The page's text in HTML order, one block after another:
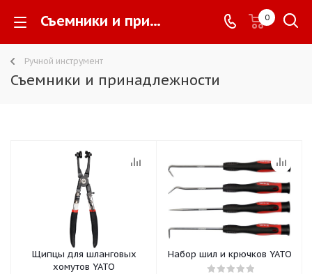
Съемники и принадлежности - 0
Ручной инструмент
Съемники и принадлежности
Щипцы для шланговых
хомутов YATO
Набор шил и крючков YATO